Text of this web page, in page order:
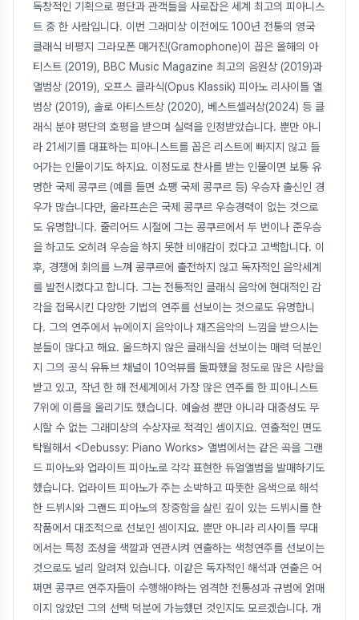
독창적인 기획으로 평단과 관객들을 사로잡은 세계 최고의 피아니스
트 중 한 사람입니다. 이번 그래미상 이전에도 100년 전통의 영국
클래식 비평지 그라모폰 매거진(Gramophone)이 꼽은 올해의 아
티스트 (2019), BBC Music Magazine 최고의 음원상 (2019)과
앨범상 (2019), 오프스 클라식(Opus Klassik) 피아노 리사이틀 앨
범상 (2019), 솔로 아티스트상 (2020), 베스트셀러상(2024) 등 클
래식 분야 평단의 호평을 받으며 실력을 인정받았습니다. 뿐만 아니
라 21세기를 대표하는 피아니스트를 꼽은 리스트에 빠지지 않고 들
어가는 인물이기도 하지요. 이정도로 찬사를 받는 인물이면 보통 유
명한 국제 콩쿠르 (예를 들면 쇼팽 국제 콩쿠르 등) 우승자 출신인 경
우가 많습니다만, 올라프손은 국제 콩쿠르 우승경력이 없는 것으로
도 유명합니다. 줄리어드 시절에 그는 콩쿠르에서 두 번이나 준우승
을 하고도 오히려 우승을 하지 못한 비애감이 컸다고 고백합니다. 이
후, 경쟁에 회의를 느껴 콩쿠르에 출전하지 않고 독자적인 음악세계
를 발전시켰다고 합니다. 그는 전통적인 클래식 음악에 현대적인 감
각을 접목시킨 다양한 기법의 연주를 선보이는 것으로도 유명합니
다. 그의 연주에서 뉴에이지 음악이나 재즈음악의 느낌을 받으시는
분들이 많다고 해요. 올드하지 않은 클래식을 선보이는 매력 덕분인
지 그의 공식 유튜브 채널이 10억뷰를 돌파했을 정도로 많은 사랑을
받고 있고, 작년 한 해 전세계에서 가장 많은 연주를 한 피아니스트
7위에 이름을 올리기도 했습니다. 예술성 뿐만 아니라 대중성도 무
시할 수 없는 그래미상의 수상자로 적격인 셈이지요. 연출적인 면도
탁월해서 <Debussy: Piano Works> 앨범에서는 같은 곡을 그랜
드 피아노와 업라이트 피아노로 각각 표현한 듀얼앨범을 발매하기도
했습니다. 업라이트 피아노가 주는 소박하고 따뜻한 음색으로 해석
한 드뷔시와 그랜드 피아노의 장중함을 살린 깊이 있는 드뷔시를 한
작품에서 대조적으로 선보인 셈이지요. 뿐만 아니라 리사이틀 무대
에서는 특정 조성을 색깔과 연관시켜 연출하는 색청연주를 선보이는
것으로도 널리 알려져 있습니다. 이같은 독자적인 해석과 연출은 어
쩌면 콩쿠르 연주자들이 수행해야하는 엄격한 전통성과 규범에 얽매
이지 않았던 그의 선택 덕분에 가능했던 것인지도 모르겠습니다. 개